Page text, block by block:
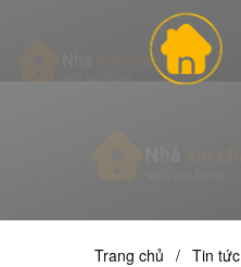
Trang chủ / Tin tức